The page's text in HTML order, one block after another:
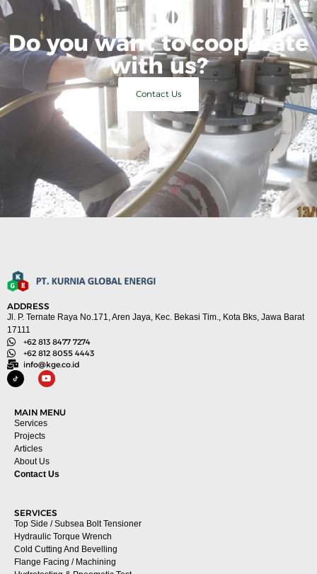
Do you want to cooperate
with us?
Contact Us
ADDRESS
Jl. P. Ternate Raya No.171, Aren Jaya, Kec. Bekasi Tim., Kota Bks, Jawa Barat
17111
+62 813 8477 7274
+62 812 8055 4443
info@kge.co.id
MAIN MENU
Services
Projects
Articles
About Us
Contact Us
SERVICES
Top Side / Subsea Bolt Tensioner
Hydraulic Torque Wrench
Cold Cutting And Bevelling
Flange Facing / Machining